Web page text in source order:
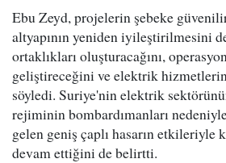
Ebu Zeyd, projelerin şebeke
altyapının yeniden iyileştirilmesini
ortaklıkları oluşturacağını,
geliştireceğini ve elektrik
söyledi. Suriye'nin elektrik
rejiminin bombardımanları
gelen geniş çaplı hasarın etkileriyle
devam ettiğini de belirtti.